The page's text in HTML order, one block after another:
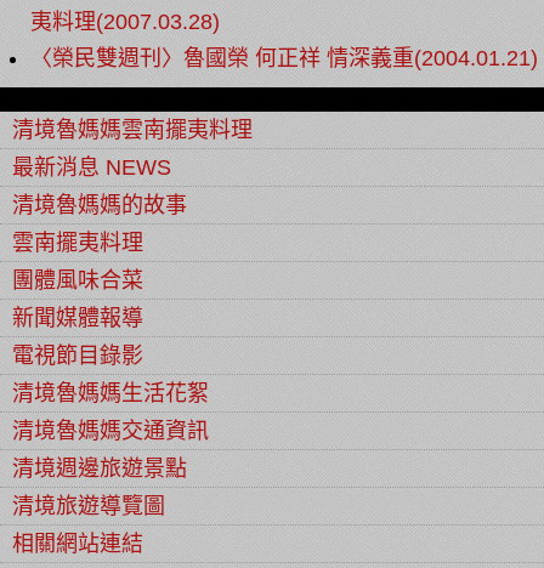
夷料理(2007.03.28)
〈榮民雙週刊〉魯國榮 何正祥 情深義重(2004.01.21)
清境魯媽媽雲南擺夷料理
最新消息 NEWS
清境魯媽媽的故事
雲南擺夷料理
團體風味合菜
新聞媒體報導
電視節目錄影
清境魯媽媽生活花絮
清境魯媽媽交通資訊
清境週邊旅遊景點
清境旅遊導覽圖
相關網站連結